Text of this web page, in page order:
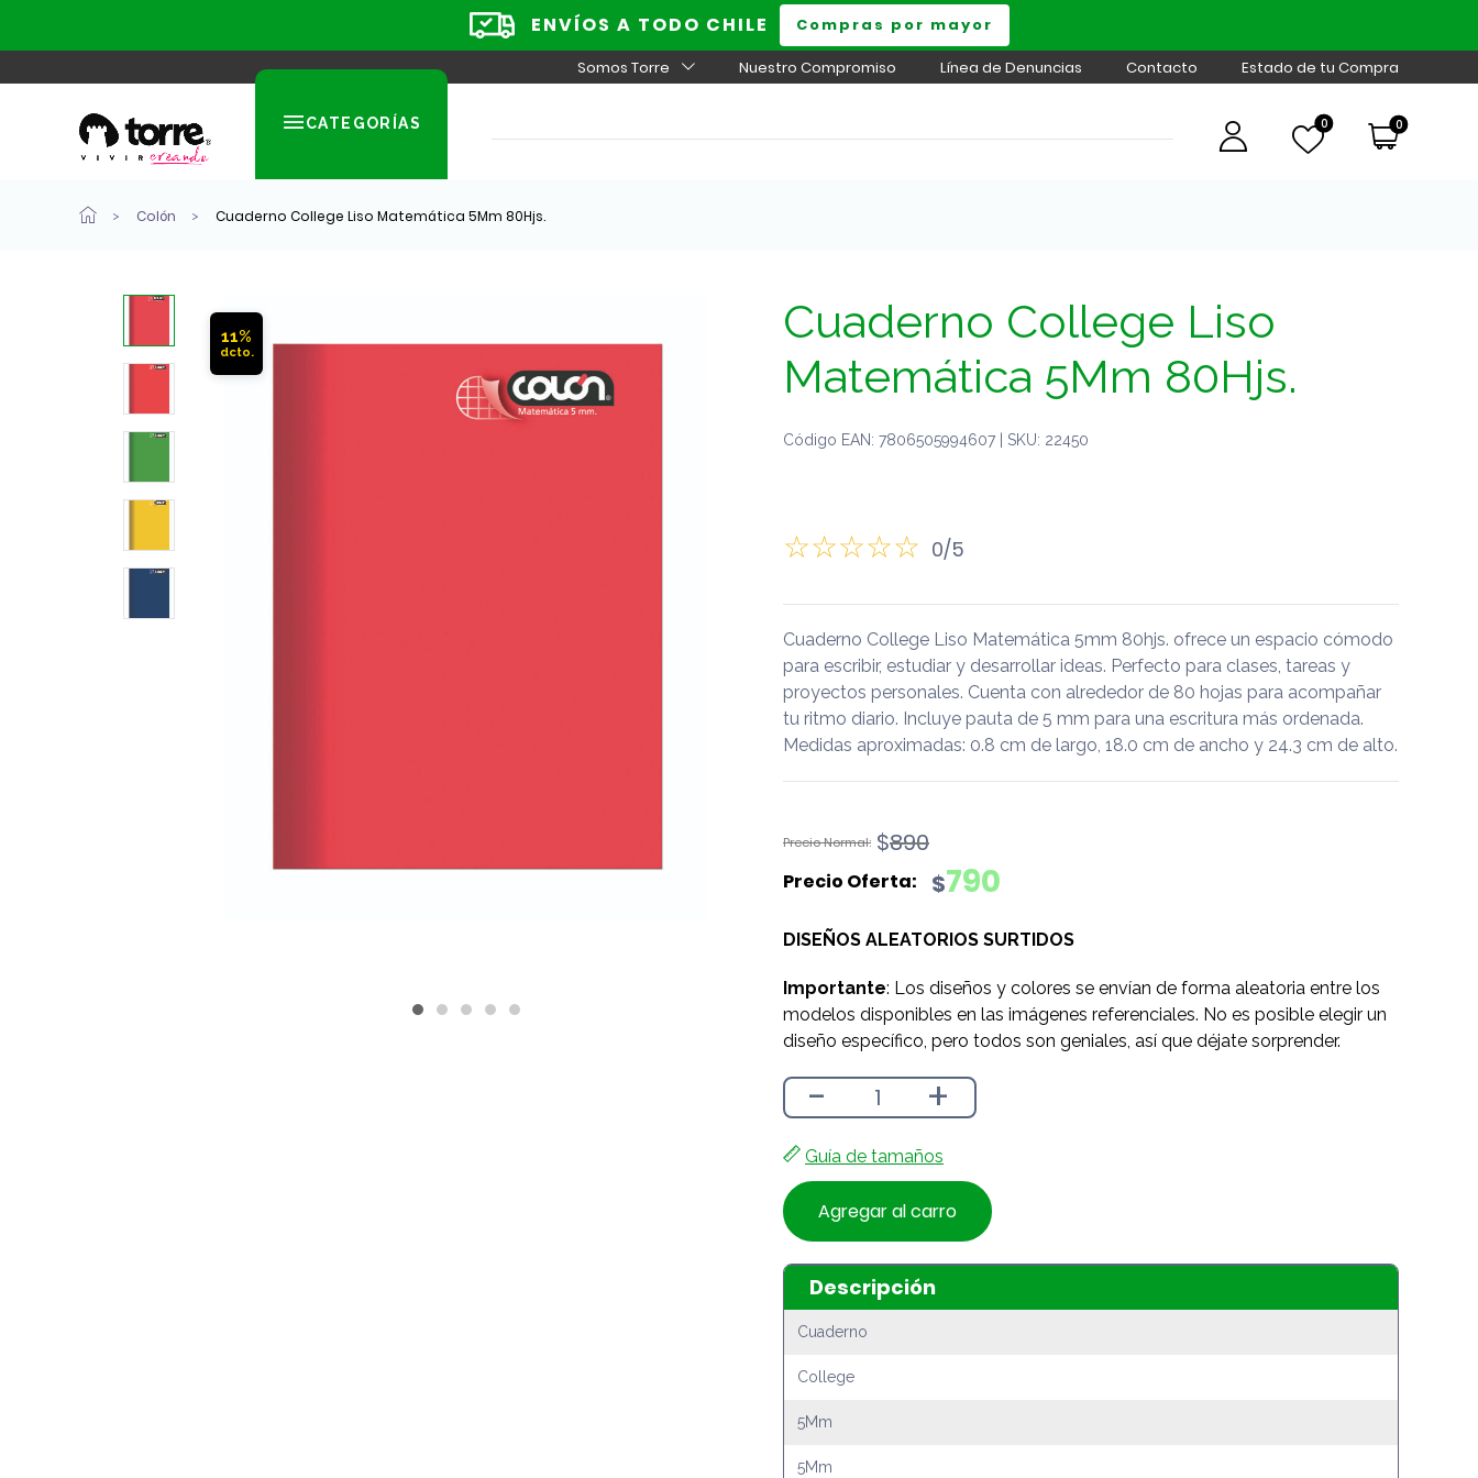
ENVÍOS A TODO CHILE Compras por mayor
Somos Torre Nuestro Compromiso Línea de Denuncias Contacto Estado de tu Compra
CATEGORÍAS 0 0
Colón Cuaderno College Liso Matemática 5Mm 80Hjs.
11%
Cuaderno College Liso
Matemática 5Mm 80Hjs.
Código EAN: 7806505994607 | SKU: 22450
0/5
Cuaderno College Liso Matemática 5mm 80hjs. ofrece un espacio cómodo
para escribir, estudiar y desarrollar ideas. Perfecto para clases, tareas y
proyectos personales. Cuenta con alrededor de 80 hojas para acompañar
tu ritmo diario. Incluye pauta de 5 mm para una escritura más ordenada.
Medidas aproximadas: 0.8 cm de largo, 18.0 cm de ancho y 24.3 cm de alto.
$890
El
original
$890.
$790
El
actual
$790.
DISEÑOS ALEATORIOS SURTIDOS
Importante: Los diseños y colores se envían de forma aleatoria entre los
modelos disponibles en las imágenes referenciales. No es posible elegir un
diseño específico, pero todos son geniales, así que déjate sorprender.
- +
Guía de tamaños
Agregar al carro
Descripción
Cuaderno
College
5Mm
5Mm